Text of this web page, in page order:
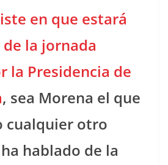
en que estará
la jornada
la Presidencia de
, sea Morena el que
cualquier otro
hablado de la